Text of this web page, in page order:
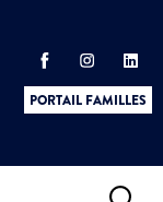
PORTAIL FAMILLES